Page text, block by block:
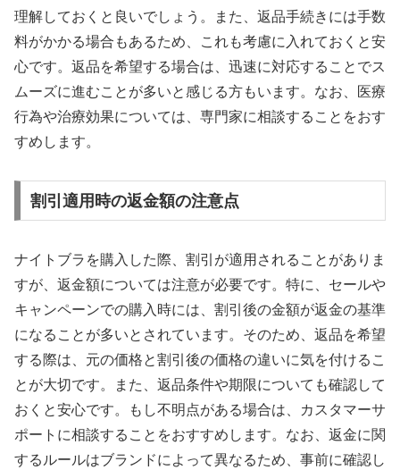
理解しておくと良いでしょう。また、返品手続きには手数
料がかかる場合もあるため、これも考慮に入れておくと安
心です。返品を希望する場合は、迅速に対応することでス
ムーズに進むことが多いと感じる方もいます。なお、医療
行為や治療効果については、専門家に相談することをおす
すめします。
割引適用時の返金額の注意点
ナイトブラを購入した際、割引が適用されることがありま
すが、返金額については注意が必要です。特に、セールや
キャンペーンでの購入時には、割引後の金額が返金の基準
になることが多いとされています。そのため、返品を希望
する際は、元の価格と割引後の価格の違いに気を付けるこ
とが大切です。また、返品条件や期限についても確認して
おくと安心です。もし不明点がある場合は、カスタマーサ
ポートに相談することをおすすめします。なお、返金に関
するルールはブランドによって異なるため、事前に確認し